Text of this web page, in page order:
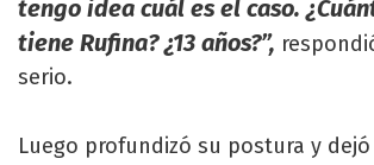
tengo idea cuál es el caso.
tiene Rufina? ¿13 años?”,
serio.
Luego profundizó su postura y